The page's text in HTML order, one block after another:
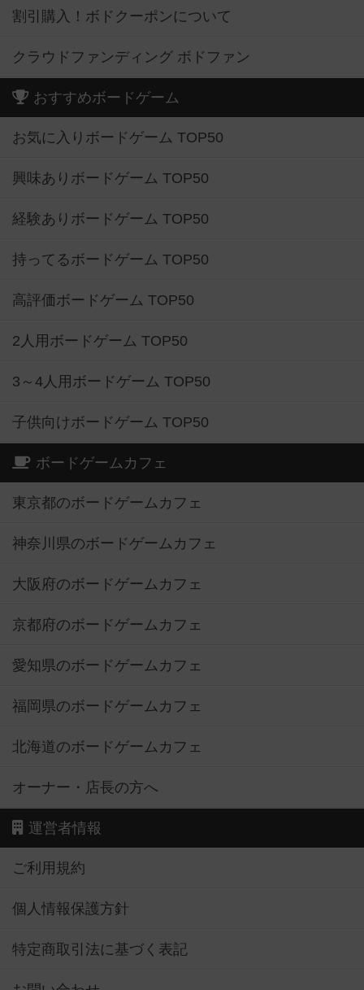
割引購入！ボドクーポンについて
クラウドファンディング ボドファン
おすすめボードゲーム
お気に入りボードゲーム TOP50
興味ありボードゲーム TOP50
経験ありボードゲーム TOP50
持ってるボードゲーム TOP50
高評価ボードゲーム TOP50
2人用ボードゲーム TOP50
3～4人用ボードゲーム TOP50
子供向けボードゲーム TOP50
ボードゲームカフェ
東京都のボードゲームカフェ
神奈川県のボードゲームカフェ
大阪府のボードゲームカフェ
京都府のボードゲームカフェ
愛知県のボードゲームカフェ
福岡県のボードゲームカフェ
北海道のボードゲームカフェ
オーナー・店長の方へ
運営者情報
ご利用規約
個人情報保護方針
特定商取引法に基づく表記